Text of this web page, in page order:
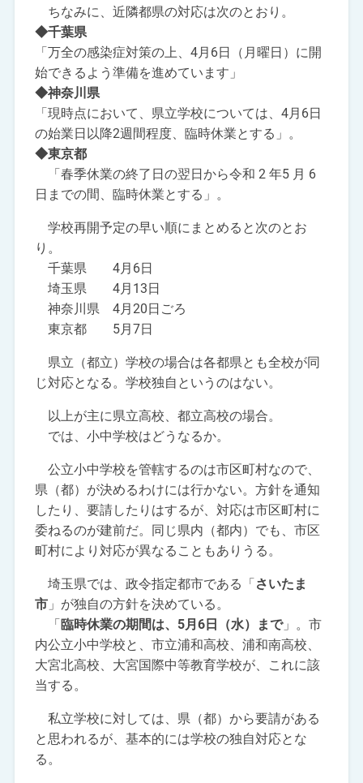
ちなみに、近隣都県の対応は次のとおり。
◆千葉県
「万全の感染症対策の上、4月6日（月曜日）に開
始できるよう準備を進めています」
◆神奈川県
「現時点において、県立学校については、4月6日
の始業日以降2週間程度、臨時休業とする」。
◆東京都
「春季休業の終了日の翌日から令和 2 年5 月 6
日までの間、臨時休業とする」。
学校再開予定の早い順にまとめると次のとお
り。
千葉県 4月6日
埼玉県 4月13日
神奈川県 4月20日ごろ
東京都 5月7日
県立（都立）学校の場合は各都県とも全校が同
じ対応となる。学校独自というのはない。
以上が主に県立高校、都立高校の場合。
では、小中学校はどうなるか。
公立小中学校を管轄するのは市区町村なので、
県（都）が決めるわけには行かない。方針を通知
したり、要請したりはするが、対応は市区町村に
委ねるのが建前だ。同じ県内（都内）でも、市区
町村により対応が異なることもありうる。
埼玉県では、政令指定都市である「さいたま
市」が独自の方針を決めている。
「臨時休業の期間は、5月6日（水）まで」。市
内公立小中学校と、市立浦和高校、浦和南高校、
大宮北高校、大宮国際中等教育学校が、これに該
当する。
私立学校に対しては、県（都）から要請がある
と思われるが、基本的には学校の独自対応とな
る。